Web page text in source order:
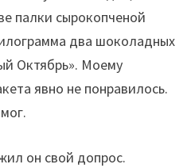
палки сырокопченой
два шоколадных
Октябрь». Моему
явно не понравилось.
он свой допрос.